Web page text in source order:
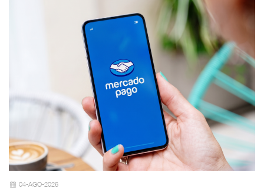
04-AGO-2026